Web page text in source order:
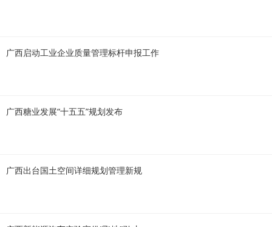
广西启动工业企业质量管理标杆申报工作
广西糖业发展“十五五”规划发布
广西出台国土空间详细规划管理新规